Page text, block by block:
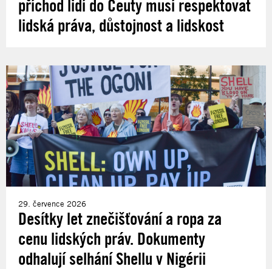
příchod lidí do Ceuty musí respektovat
lidská práva, důstojnost a lidskost
29. července 2026
Desítky let znečišťování a ropa za
cenu lidských práv. Dokumenty
odhalují selhání Shellu v Nigérii